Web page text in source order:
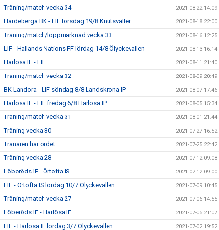
Träning/match vecka 34 2021-08-22 14:09
Hardeberga BK - LIF torsdag 19/8 Knutsvallen 2021-08-18 22:00
Träning/match/loppmarknad vecka 33 2021-08-16 12:25
LIF - Hallands Nations FF lördag 14/8 Ölyckevallen 2021-08-13 16:14
Harlösa IF - LIF 2021-08-11 21:40
Träning/match vecka 32 2021-08-09 20:49
BK Landora - LIF söndag 8/8 Landskrona IP 2021-08-07 17:46
Harlösa IF - LIF fredag 6/8 Harlösa IP 2021-08-05 15:34
Träning/match vecka 31 2021-08-01 21:44
Träning vecka 30 2021-07-27 16:52
Tränaren har ordet 2021-07-25 22:42
Träning vecka 28 2021-07-12 09:08
Löberöds IF - Örtofta IS 2021-07-12 09:00
LIF - Örtofta IS lördag 10/7 Ölyckevallen 2021-07-09 10:45
Träning/match vecka 27 2021-07-06 14:55
Löberöds IF - Harlösa IF 2021-07-05 21:07
LIF - Harlösa IF lördag 3/7 Ölyckevallen 2021-07-02 19:52